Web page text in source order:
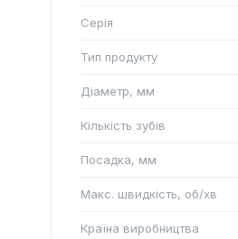
Серія
Тип продукту
Діаметр, мм
Кількість зубів
Посадка, мм
Макс. швидкість, об/хв
Країна виробництва